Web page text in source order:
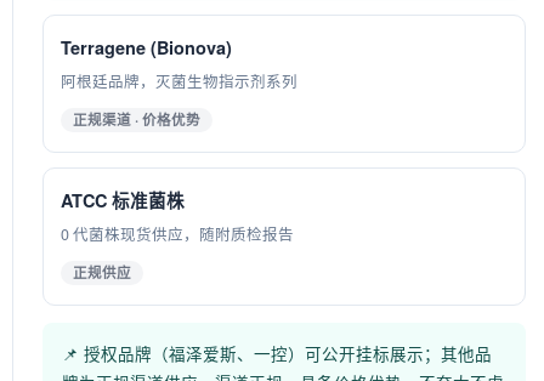
Terragene (Bionova)
阿根廷品牌，灭菌生物指示剂系列
正规渠道 · 价格优势
ATCC 标准菌株
0 代菌株现货供应，随附质检报告
正规供应
📌 授权品牌（福泽爱斯、一控）可公开挂标展示；其他品